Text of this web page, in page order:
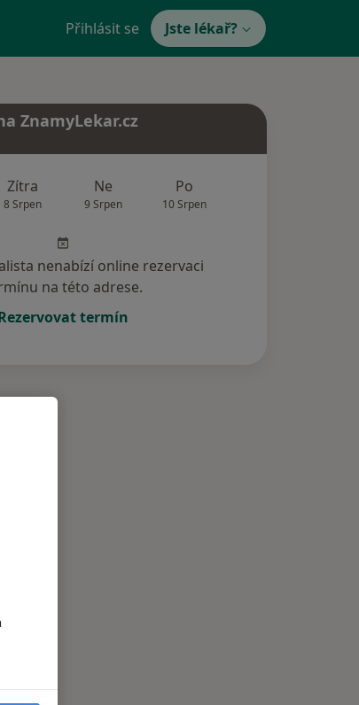
Přihlásit se Jste lékař?
ZnamyLekar.cz
Zítra
8 Srpen
Ne
9 Srpen
Po
10 Srpen
nenabízí online rezervaci
na této adrese.
termín